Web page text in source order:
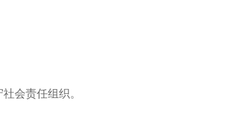
会责任组织。